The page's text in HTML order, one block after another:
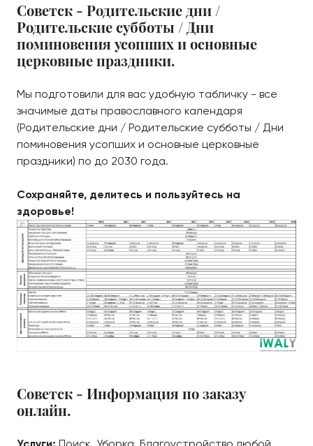
Советск - Родительские дни /
Родительские субботы / Дни
поминовения усопших и основные
церковные праздники.
Мы подготовили для вас удобную табличку - все
значимые даты православного календаря
(Родительские дни / Родительские субботы / Дни
поминовения усопших и основные церковные
праздники) по до 2030 года.
Сохраняйте, делитесь и пользуйтесь на
здоровье!
Советск - Информация по заказу
онлайн.